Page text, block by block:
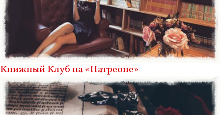
Книжный Клуб на «Патреоне»